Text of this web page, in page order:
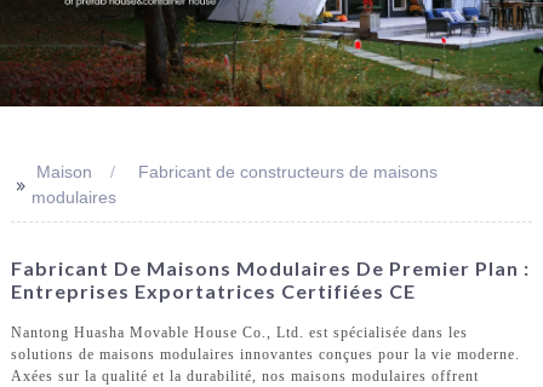
>> Maison
Fabricant de constructeurs de maisons
modulaires
Fabricant De Maisons Modulaires De Premier Plan :
Entreprises Exportatrices Certifiées CE
Nantong Huasha Movable House Co., Ltd. est spécialisée dans les
solutions de maisons modulaires innovantes conçues pour la vie moderne.
Axées sur la qualité et la durabilité, nos maisons modulaires offrent